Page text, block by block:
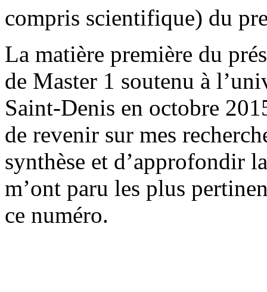
compris scientifique) du
La matière première du
de Master 1 soutenu à
Saint-Denis en octobre
de revenir sur mes
synthèse et d’approfondir
m’ont paru les plus
ce numéro.